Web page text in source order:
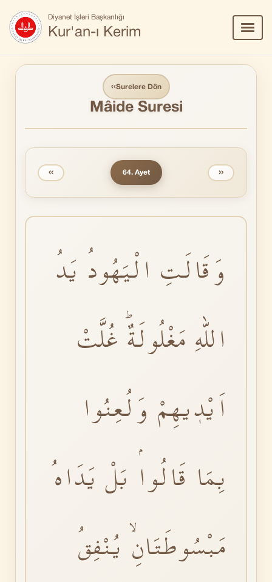
Diyanet İşleri Başkanlığı
Kur'an-ı Kerim
Aç/
‹‹Surelere Dön
Mâide Suresi
‹‹ 64. Ayet ››
وَقَالَتِ الْيَهُودُ يَدُ
اللّٰهِ مَغْلُولَةٌۜ غُلَّتْ
اَيْدٖيهِمْ وَلُعِنُوا
بِمَا قَالُواۘ بَلْ يَدَاهُ
مَبْسُوطَتَانِۙ يُنْفِقُ